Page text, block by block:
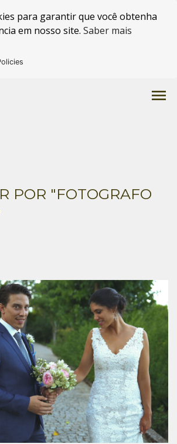
para garantir que você obtenha
em nosso site. Saber mais
menu
POR "FOTOGRAFO